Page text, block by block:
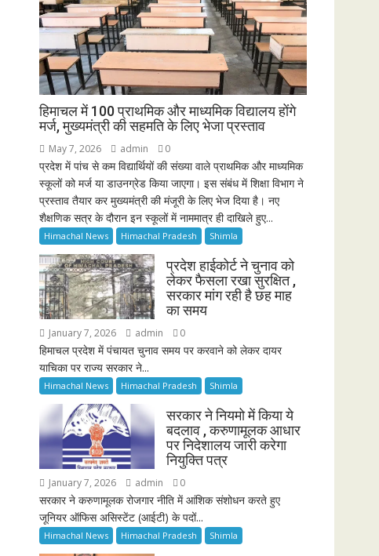
हिमाचल में 100 प्राथमिक और माध्यमिक विद्यालय होंगे
मर्ज, मुख्यमंत्री की सहमति के लिए भेजा प्रस्ताव
May 7, 2026 admin 0
प्रदेश में पांच से कम विद्यार्थियों की संख्या वाले प्राथमिक और माध्यमिक
स्कूलों को मर्ज या डाउनग्रेड किया जाएगा। इस संबंध में शिक्षा विभाग ने
प्रस्ताव तैयार कर मुख्यमंत्री की मंजूरी के लिए भेज दिया है। नए
शैक्षणिक सत्र के दौरान इन स्कूलों में नाममात्र ही दाखिले हुए...
Himachal News Himachal Pradesh Shimla
प्रदेश हाईकोर्ट ने चुनाव को
लेकर फैसला रखा सुरक्षित ,
सरकार मांग रही है छह माह
का समय
January 7, 2026 admin 0
हिमाचल प्रदेश में पंचायत चुनाव समय पर करवाने को लेकर दायर
याचिका पर राज्य सरकार ने...
Himachal News Himachal Pradesh Shimla
सरकार ने नियमो में किया ये
बदलाव , करुणामूलक आधार
पर निदेशालय जारी करेगा
नियुक्ति पत्र
January 7, 2026 admin 0
सरकार ने करुणामूलक रोजगार नीति में आंशिक संशोधन करते हुए
जूनियर ऑफिस असिस्टेंट (आईटी) के पदों...
Himachal News Himachal Pradesh Shimla